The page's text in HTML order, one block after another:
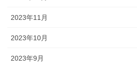
2023年11月
2023年10月
2023年9月